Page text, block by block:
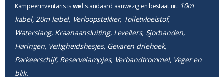
Kampeerinventaris iswel standaard aanwezig en bestaat uit: 10m
kabel, 20m kabel, Verloopstekker, Toiletvloeistof,
Waterslang, Kraanaansluiting, Levellers, Sjorbanden,
Haringen, Veiligheidshesjes, Gevaren driehoek,
Parkeerschijf, Reservelampjes, Verbandtrommel, Veger en
blik.